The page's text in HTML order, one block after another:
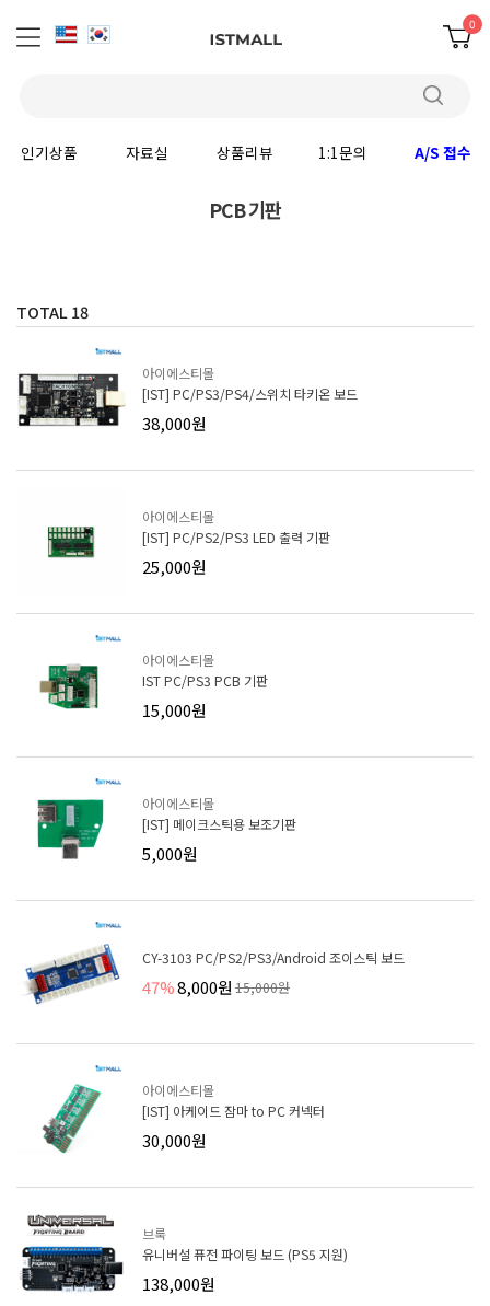
0
인기상품 자료실 상품리뷰 1:1문의 A/S 접수
PCB 기판
TOTAL 18
아이에스티몰
[IST] PC/PS3/PS4/스위치 타키온 보드
38,000원
아이에스티몰
[IST] PC/PS2/PS3 LED 출력 기판
25,000원
아이에스티몰
IST PC/PS3 PCB 기판
15,000원
아이에스티몰
[IST] 메이크스틱용 보조기판
5,000원
CY-3103 PC/PS2/PS3/Android 조이스틱 보드
47%8,000원 15,000원
아이에스티몰
[IST] 아케이드 잠마 to PC 커넥터
30,000원
브룩
유니버설 퓨전 파이팅 보드 (PS5 지원)
138,000원